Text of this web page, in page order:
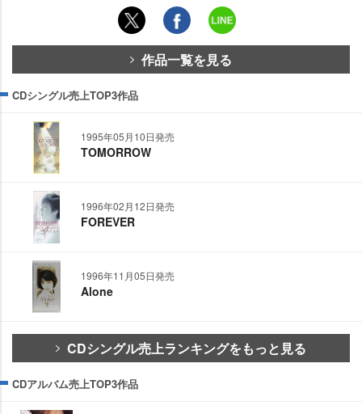
作品一覧を見る
CDシングル売上TOP3作品
1995年05月10日発売
TOMORROW
1996年02月12日発売
FOREVER
1996年11月05日発売
Alone
CDシングル売上ランキングをもっと見る
CDアルバム売上TOP3作品